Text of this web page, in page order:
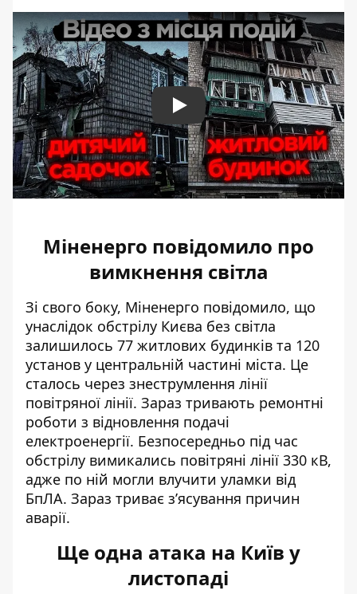
Play
Міненерго повідомило про
вимкнення світла
Зі свого боку, Міненерго повідомило, що
унаслідок обстрілу Києва без світла
залишилось 77 житлових будинків та 120
установ у центральній частині міста. Це
сталось через знеструмлення лінії
повітряної лінії. Зараз тривають ремонтні
роботи з відновлення подачі
електроенергії. Безпосередньо під час
обстрілу вимикались повітряні лінії 330 кВ,
адже по ній могли влучити уламки від
БпЛА. Зараз триває з’ясування причин
аварії.
Ще одна атака на Київ у
листопаді